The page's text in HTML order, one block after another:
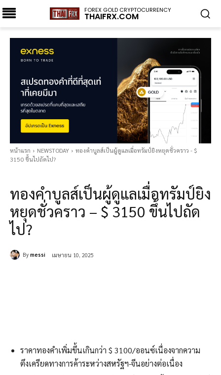
FOREX GOLD CRYPTOCURRENCY
THAIFRX.COM
หน้าแรก NEWSTODAY
ทองคำบูลส์เป็นผู้ดูแลเมื่อทรัมป์ยิงหยุดชั่วคราว - $
3150 ขึ้นไปถัดไป?
ทองคำบูลส์เป็นผู้ดูแลเมื่อทรัมป์ยิง
หยุดชั่วคราว – $ 3150 ขึ้นไปถัด
ไป?
By messi เมษายน 10, 2025
ราคาทองคำเพิ่มขึ้นเกินกว่า $ 3100/ออนซ์เนื่องจากความ
ตึงเครียดทางการค้าระหว่างสหรัฐฯ-จีนอย่างต่อเนื่อง